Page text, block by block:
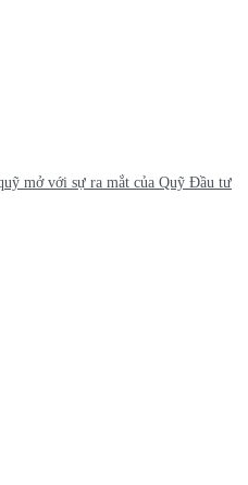
mở với sự ra mắt của Quỹ Đầu tư